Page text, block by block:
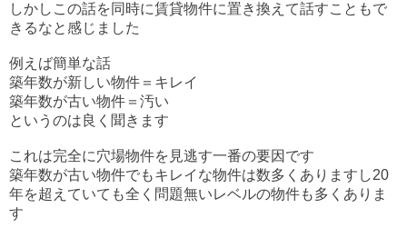
しかしこの話を同時に賃貸物件に置き換えて話すこともで
きるなと感じました
例えば簡単な話
築年数が新しい物件＝キレイ
築年数が古い物件＝汚い
というのは良く聞きます
これは完全に穴場物件を見逃す一番の要因です
築年数が古い物件でもキレイな物件は数多くありますし20
年を超えていても全く問題無いレベルの物件も多くありま
す